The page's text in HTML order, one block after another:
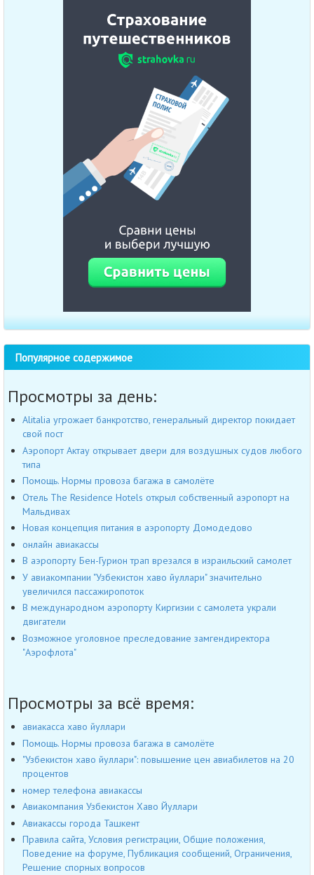
Популярное содержимое
Просмотры за день:
Alitalia угрожает банкротство, генеральный директор покидает
свой пост
Аэропорт Актау открывает двери для воздушных судов любого
типа
Помощь. Нормы провоза багажа в самолёте
Отель The Residence Hotels открыл собственный аэропорт на
Мальдивах
Новая концепция питания в аэропорту Домодедово
онлайн авиакассы
В аэропорту Бен-Гурион трап врезался в израильский самолет
У авиакомпании "Узбекистон хаво йуллари" значительно
увеличился пассажиропоток
В международном аэропорту Киргизии с самолета украли
двигатели
Возможное уголовное преследование замгендиректора
"Аэрофлота"
Просмотры за всё время:
авиакасса хаво йуллари
Помощь. Нормы провоза багажа в самолёте
"Узбекистон хаво йуллари": повышение цен авиабилетов на 20
процентов
номер телефона авиакассы
Авиакомпания Узбекистон Хаво Йуллари
Авиакассы города Ташкент
Правила сайта, Условия регистрации, Общие положения,
Поведение на форуме, Публикация сообщений, Ограничения,
Решение спорных вопросов